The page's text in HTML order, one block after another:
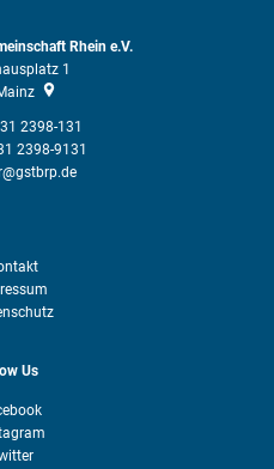
Rhein e.V.
1
2398-131
2398-9131
Us